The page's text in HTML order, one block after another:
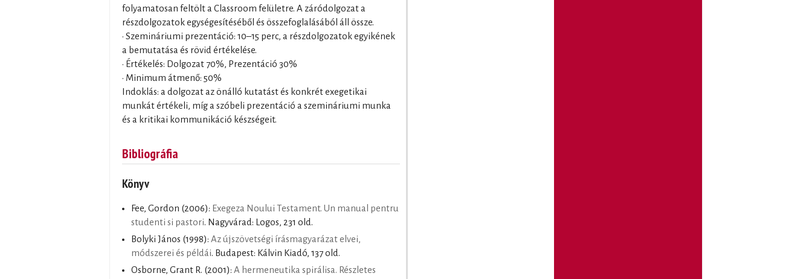
folyamatosan feltölt a Classroom felületre. A záródolgozat a
részdolgozatok egységesítéséből és összefoglalásából áll össze.
• Szemináriumi prezentáció: 10–15 perc, a részdolgozatok egyikének
a bemutatása és rövid értékelése.
• Értékelés: Dolgozat 70%, Prezentáció 30%
• Minimum átmenő: 50%
Indoklás: a dolgozat az önálló kutatást és konkrét exegetikai
munkát értékeli, míg a szóbeli prezentáció a szemináriumi munka
és a kritikai kommunikáció készségeit.
Bibliográfia
Könyv
Fee, Gordon (2006): Exegeza Noului Testament. Un manual pentru
studenti si pastori. Nagyvárad: Logos, 231 old.
Bolyki János (1998): Az újszövetségi írásmagyarázat elvei,
módszerei és példái. Budapest: Kálvin Kiadó, 137 old.
Osborne, Grant R. (2001): A hermeneutika spirálisa. Részletes